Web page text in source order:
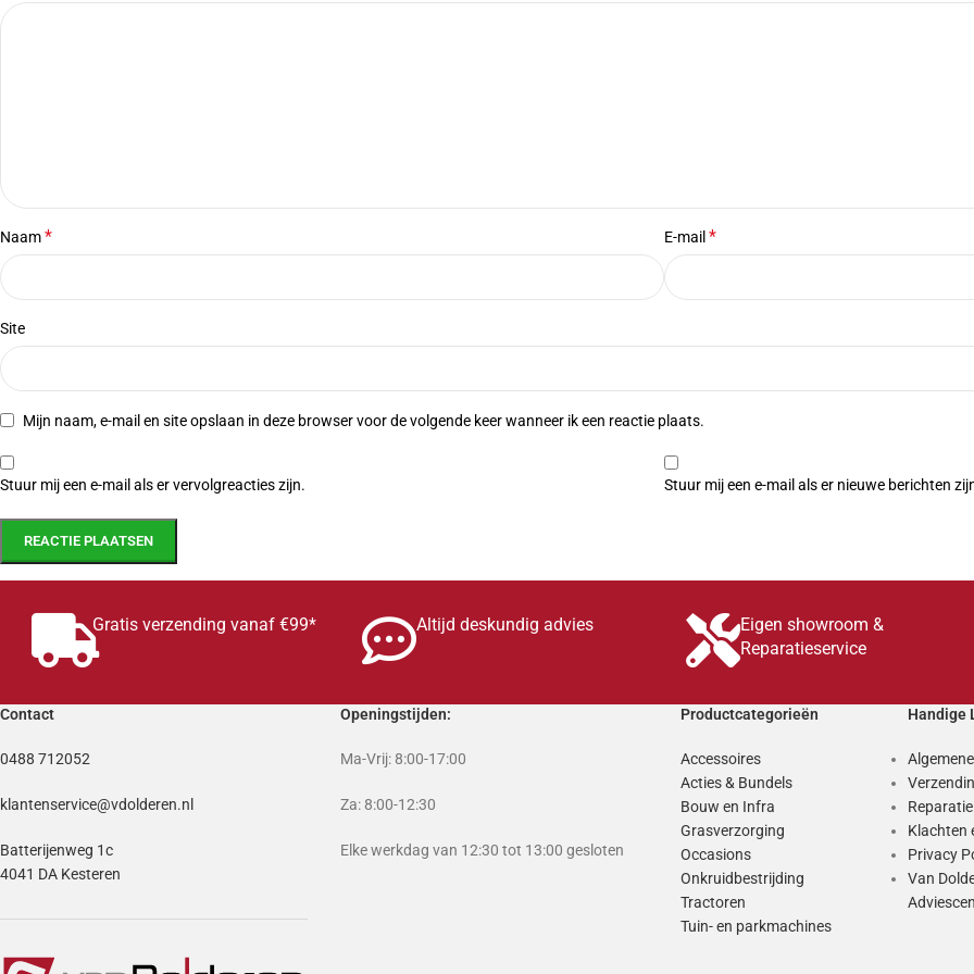
Naam* E-mail*
Site
Mijn naam, e-mail en site opslaan in deze browser voor de volgende keer wanneer ik een reactie plaats.
Stuur mij een e-mail als er vervolgreacties zijn. Stuur mij een e-mail als er nieuwe berichten
Gratis verzending vanaf €99* Altijd deskundig advies
Eigen showroom &
Reparatieservice
Contact
0488 712052
klantenservice@vdolderen.nl
Batterijenweg 1c
4041 DA Kesteren
Openingstijden:
Ma-Vrij: 8:00-17:00
Za: 8:00-12:30
Elke werkdag van 12:30 tot 13:00 gesloten
Productcategorieën
Accessoires
Acties & Bundels
Bouw en Infra
Grasverzorging
Occasions
Onkruidbestrijding
Tractoren
Tuin- en parkmachines
Handige
Klachten
Privacy
Van